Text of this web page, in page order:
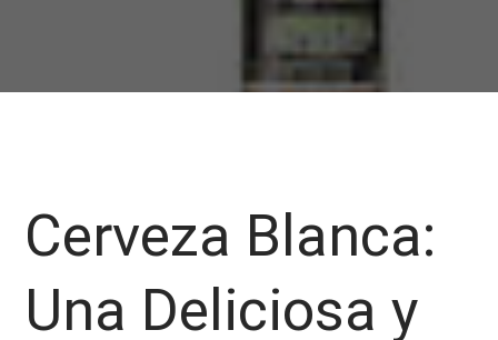
Cerveza Blanca:
Una Deliciosa y